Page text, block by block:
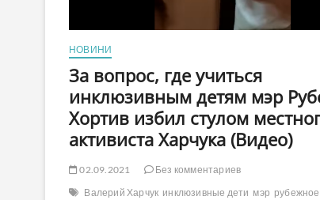
НОВИНИ
За вопрос, где учиться
инклюзивным детям мэр
Хортив избил стулом
активиста Харчука (Видео)
02.09.2021
Без комментариев
Валерий Харчук инклюзивные дети мэр рубежное